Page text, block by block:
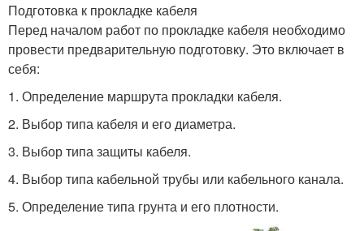
Подготовка к прокладке кабеля
Перед началом работ по прокладке кабеля необходимо
провести предварительную подготовку. Это включает в
себя:
1. Определение маршрута прокладки кабеля.
2. Выбор типа кабеля и его диаметра.
3. Выбор типа защиты кабеля.
4. Выбор типа кабельной трубы или кабельного канала.
5. Определение типа грунта и его плотности.